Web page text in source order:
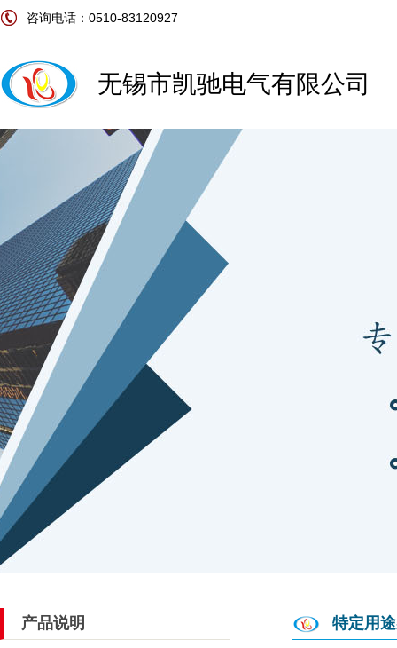
咨询电话：0510-83120927
无锡市凯驰电气有限公司
产品说明 特定用